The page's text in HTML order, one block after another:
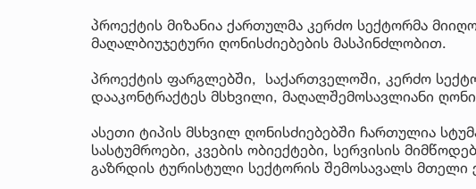
პროექტის მიზანია ქართულმა კერძო სექტორმა
მაღალბიუჯეტური ღონისძიებების მასპინძლობით.
პროექტის ფარგლებში, საქართველოში, კერძო
დააკონტრაქტეს მსხვილი, მაღალშემოსავლიანი
ასეთი ტიპის მსხვილ ღონისძიებებში ჩართულია
სასტუმროები, კვების ობიექტები, სერვისის
გაზრდის ტურისტული სექტორის შემოსავალს მთელი